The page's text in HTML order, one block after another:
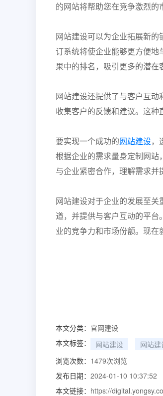
的网站将帮助您在竞争激烈的
网站建设可以为企业拓展新
订系统将使企业能够更方便
果中的排名，吸引更多的潜在
网站建设还提供了与客户互动
收集客户的反馈和建议。这种
要实现一个成功的网站建设，
根据企业的需求量身定制网
与企业紧密合作，理解需求并
网站建设对于企业的发展至
道，并提供与客户互动的平
业的竞争力和市场份额。现在
本文分类： 官网建设
本文标签：
网站建设 网站
浏览次数： 1479次浏览
发布日期： 2024-01-10 10:37:52
本文链接： https://